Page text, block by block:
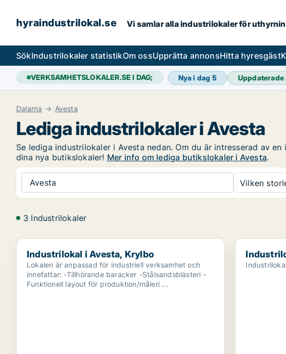
hyraindustrilokal.se Vi samlar alla industrilokaler för
SökIndustrilokaler statistikOm ossUpprätta annonsHitta hyresgäst
VERKSAMHETSLOKALER.SE I DAG; Nya i dag 5
Dalarna Avesta
Lediga industrilokaler i Avesta
Se lediga industrilokaler i Avesta nedan. Om du är intresserad av
dina nya butikslokaler! Mer info om lediga butikslokaler i Avesta.
Avesta Vilken
3 Industrilokaler
Industrilokal i Avesta, Krylbo
Industrilokal i Avesta, Krylbo
Lokalen är anpassad för industriell verksamhet och
innefattar: -Tillhörande baracker -Stålsandsblästeri -
Funktionell layout för produktion/måleri ...
Industrilokal